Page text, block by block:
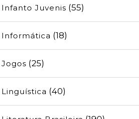
Infanto Juvenis (55)
Informática (18)
Jogos (25)
Linguística (40)